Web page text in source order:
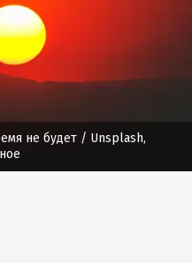
не будет / Unsplash,